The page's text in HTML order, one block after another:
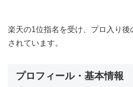
楽天の1位指名を受け、プロ入り
されています。
プロフィール・基本情報